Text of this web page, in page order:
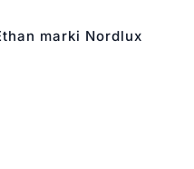
marki Nordlux